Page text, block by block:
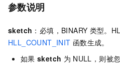
参数说明
sketch ：必填，BINARY 类型。
HLL_COUNT_INIT 函数生成。
如果 sketch 为 NULL，则被忽